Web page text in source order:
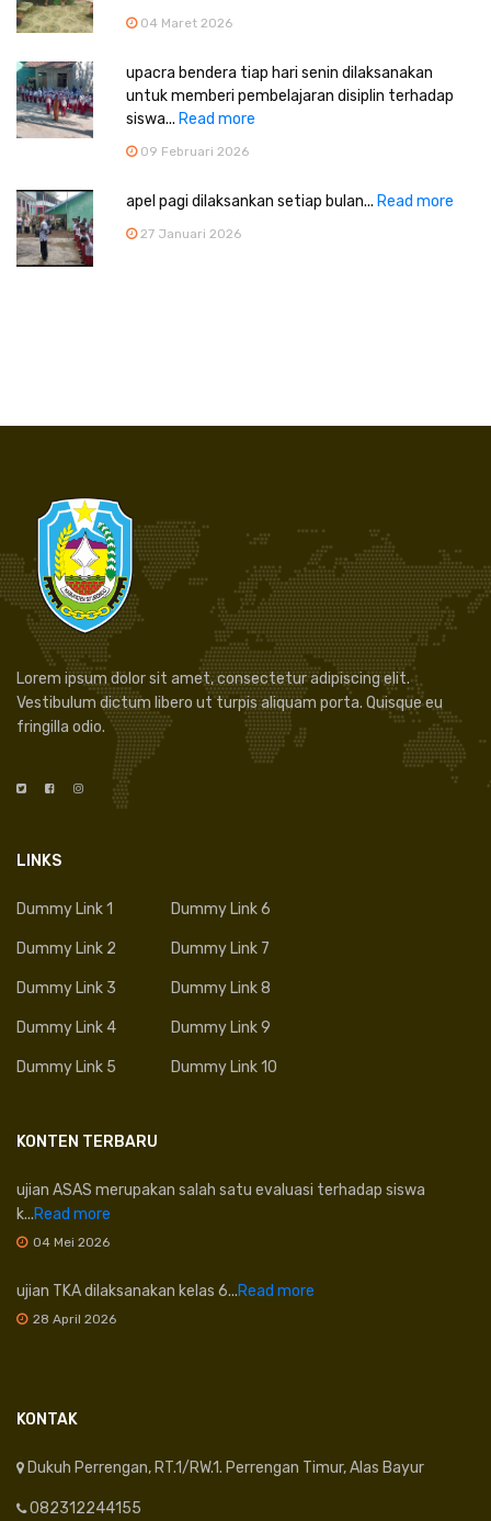
04 Maret 2026
upacra bendera tiap hari senin dilaksanakan
untuk memberi pembelajaran disiplin terhadap
siswa... Read more
09 Februari 2026
apel pagi dilaksankan setiap bulan... Read more
27 Januari 2026
Lorem ipsum dolor sit amet, consectetur adipiscing elit.
Vestibulum dictum libero ut turpis aliquam porta. Quisque eu
fringilla odio.
LINKS
Dummy Link 1
Dummy Link 2
Dummy Link 3
Dummy Link 4
Dummy Link 5
Dummy Link 6
Dummy Link 7
Dummy Link 8
Dummy Link 9
Dummy Link 10
KONTEN TERBARU
ujian ASAS merupakan salah satu evaluasi terhadap siswa
k...Read more
04 Mei 2026
ujian TKA dilaksanakan kelas 6...Read more
28 April 2026
KONTAK
Dukuh Perrengan, RT.1/RW.1. Perrengan Timur, Alas Bayur
082312244155